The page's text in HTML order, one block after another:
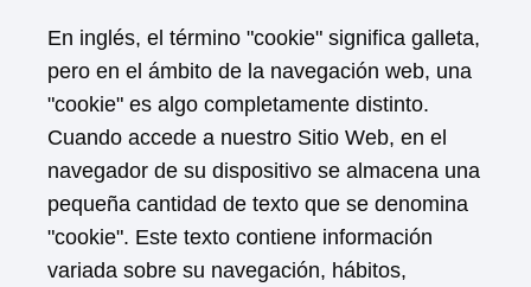
En inglés, el término "cookie" significa galleta,
pero en el ámbito de la navegación web, una
"cookie" es algo completamente distinto.
Cuando accede a nuestro Sitio Web, en el
navegador de su dispositivo se almacena una
pequeña cantidad de texto que se denomina
"cookie". Este texto contiene información
variada sobre su navegación, hábitos,